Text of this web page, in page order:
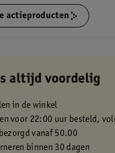
actieproducten
altijd voordelig
in de winkel
voor 22:00 uur besteld,
vanaf 50.00
binnen 30 dagen